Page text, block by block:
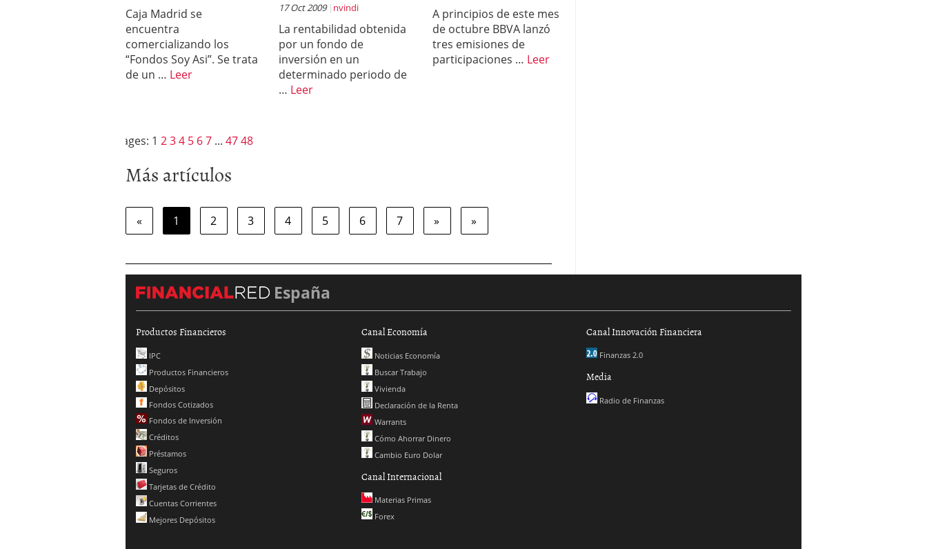
Caja Madrid se
encuentra
comercializando los
“Fondos Soy Asi”. Se trata
de un … Leer
17 Oct 2009 nvindi
La rentabilidad obtenida
por un fondo de
inversión en un
determinado periodo de
… Leer
A principios de este mes
de octubre BBVA lanzó
tres emisiones de
participaciones … Leer
Pages: 1 234 5 67 ... 4748
Más artículos
« 1 2 3 4 5 6 7 » »
España
Productos Financieros
IPC
Productos Financieros
Depósitos
Fondos Cotizados
Fondos de Inversión
Créditos
Préstamos
Seguros
Tarjetas de Crédito
Cuentas Corrientes
Mejores Depósitos
Canal Economía
Noticias Economía
Buscar Trabajo
Vivienda
Declaración de la Renta
Warrants
Cómo Ahorrar Dinero
Cambio Euro Dolar
Canal Internacional
Materias Primas
Forex
Canal Innovación Financiera
Finanzas 2.0
Media
Radio de Finanzas